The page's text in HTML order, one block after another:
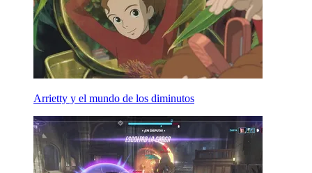
Arrietty y el mundo de los diminutos